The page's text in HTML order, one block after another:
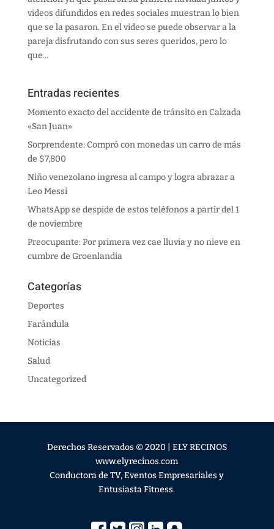
videos difundidos en redes sociales muestran lo bien
que se la pasaron. En el video se puede observar a la
pareja disfrutando con sus seres queridos, pero lo
que...
Entradas recientes
Momento exacto del accidente de tránsito en Calzada
«San Juan»
Sorprendente: Compró con monedas un carro de más
de $7,800
Niño venezolano ingresa al campo y logra abrazar a
Leo Messi
WhatsApp se despide de estos teléfonos a partir del 1
de noviembre
Preocupante: Por primera vez cae lluvia y no nieve en
cumbre de Groenlandia
Categorías
Deportes
Farándula
Noticias
Salud
Uncategorized
Derechos Reservados © 2020 | ELY RECINOS
www.elyrecinos.com
Conductora de TV, Eventos Empresariales y
Entusiasta Fitness.